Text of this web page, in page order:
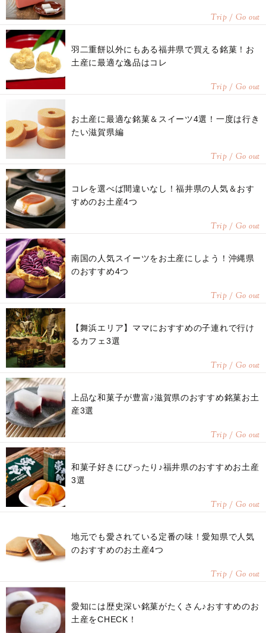
Trip / Go out
羽二重餅以外にもある福井県で買える銘菓！お
土産に最適な逸品はコレ
Trip / Go out
お土産に最適な銘菓＆スイーツ4選！一度は行き
たい滋賀県編
Trip / Go out
コレを選べば間違いなし！福井県の人気＆おす
すめのお土産4つ
Trip / Go out
南国の人気スイーツをお土産にしよう！沖縄県
のおすすめ4つ
Trip / Go out
【舞浜エリア】ママにおすすめの子連れで行け
るカフェ3選
Trip / Go out
上品な和菓子が豊富♪滋賀県のおすすめ銘菓お土
産3選
Trip / Go out
和菓子好きにぴったり♪福井県のおすすめお土産
3選
Trip / Go out
地元でも愛されている定番の味！愛知県で人気
のおすすめのお土産4つ
Trip / Go out
愛知には歴史深い銘菓がたくさん♪おすすめのお
土産をCHECK！